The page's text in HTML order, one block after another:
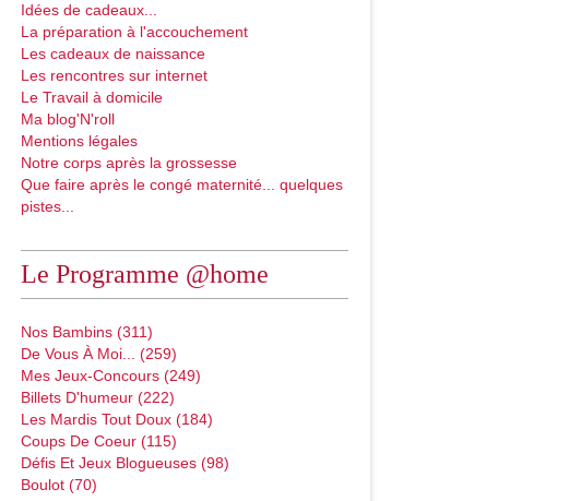
Idées de cadeaux...
La préparation à l'accouchement
Les cadeaux de naissance
Les rencontres sur internet
Le Travail à domicile
Ma blog'N'roll
Mentions légales
Notre corps après la grossesse
Que faire après le congé maternité... quelques
pistes...
Le Programme @home
Nos Bambins (311)
De Vous À Moi... (259)
Mes Jeux-Concours (249)
Billets D'humeur (222)
Les Mardis Tout Doux (184)
Coups De Coeur (115)
Défis Et Jeux Blogueuses (98)
Boulot (70)